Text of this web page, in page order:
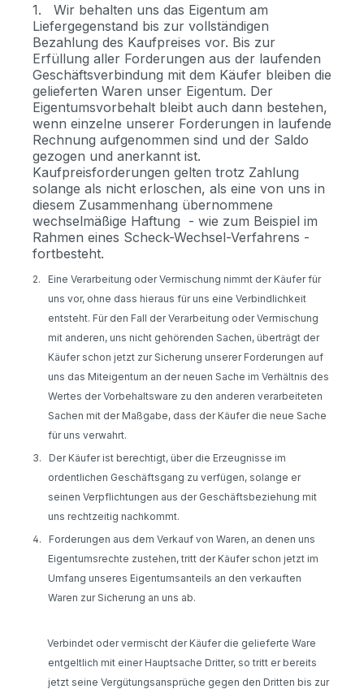
1.
Wir behalten uns das Eigentum am
Liefergegenstand bis zur vollständigen
Bezahlung des Kaufpreises vor. Bis zur
Erfüllung aller Forderungen aus der laufenden
Geschäftsverbindung mit dem Käufer bleiben die
gelieferten Waren unser Eigentum. Der
Eigentumsvorbehalt bleibt auch dann bestehen,
wenn einzelne unserer Forderungen in laufende
Rechnung aufgenommen sind und der Saldo
gezogen und anerkannt ist.
Kaufpreisforderungen gelten trotz Zahlung
solange als nicht erloschen, als eine von uns in
diesem Zusammenhang übernommene
wechselmäßige Haftung - wie zum Beispiel im
Rahmen eines Scheck-Wechsel-Verfahrens -
fortbesteht.
2.
Eine Verarbeitung oder Vermischung nimmt der Käufer für
uns vor, ohne dass hieraus für uns eine Verbindlichkeit
entsteht. Für den Fall der Verarbeitung oder Vermischung
mit anderen, uns nicht gehörenden Sachen, überträgt der
Käufer schon jetzt zur Sicherung unserer Forderungen auf
uns das Miteigentum an der neuen Sache im Verhältnis des
Wertes der Vorbehaltsware zu den anderen verarbeiteten
Sachen mit der Maßgabe, dass der Käufer die neue Sache
für uns verwahrt.
3.
Der Käufer ist berechtigt, über die Erzeugnisse im
ordentlichen Geschäftsgang zu verfügen, solange er
seinen Verpflichtungen aus der Geschäftsbeziehung mit
uns rechtzeitig nachkommt.
4.
Forderungen aus dem Verkauf von Waren, an denen uns
Eigentumsrechte zustehen, tritt der Käufer schon jetzt im
Umfang unseres Eigentumsanteils an den verkauften
Waren zur Sicherung an uns ab.
Verbindet oder vermischt der Käufer die gelieferte Ware
entgeltlich mit einer Hauptsache Dritter, so tritt er bereits
jetzt seine Vergütungsansprüche gegen den Dritten bis zur